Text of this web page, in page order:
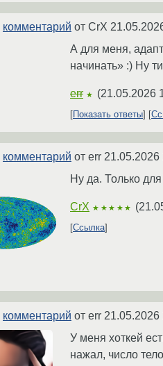
комментарий от CrX
А для меня,
начинать» :) Ну
err ★ (21.05.2026
Показать ответы
комментарий от err 21.05.2026
Ну да. Только
CrX ★★★★★ (
Ссылка
комментарий от err 21.05.2026
У меня хоткей
нажал, число